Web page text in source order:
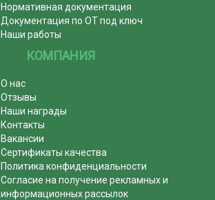
Нормативная документация
Документация по ОТ под ключ
Наши работы
КОМПАНИЯ
О нас
Отзывы
Наши награды
Контакты
Вакансии
Сертификаты качества
Политика конфиденциальности
Согласие на получение рекламных и
информационных рассылок